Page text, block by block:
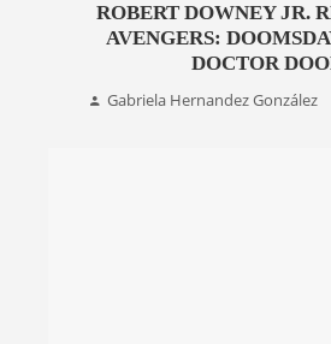
ROBERT DOWNEY JR.
AVENGERS:
DOCTOR
Gabriela Hernandez González